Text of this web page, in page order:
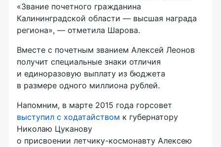
«Звание почетного гражданина
Калининградской области — высшая награда
региона», — отметила Шарова.
Вместе с почетным званием Алексей Леонов
получит специальные знаки отличия
и единоразовую выплату из бюджета
в размере одного миллиона рублей.
Напомним, в марте 2015 года горсовет
выступил с ходатайством к губернатору
Николаю Цуканову
о присвоении летчику-космонавту Алексею